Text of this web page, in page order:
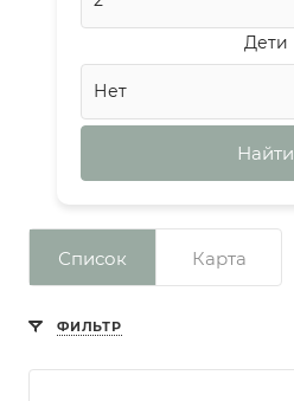
Дети
Найти
Список Карта
ФИЛЬТР